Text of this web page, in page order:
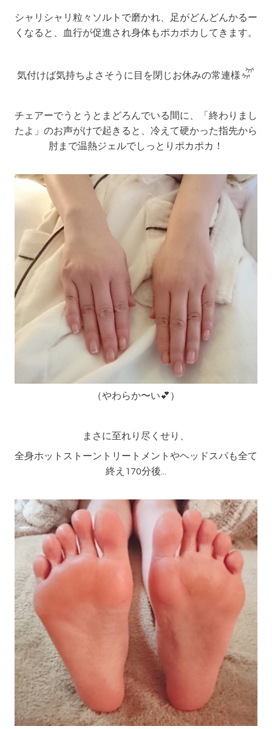
シャリシャリ粒々ソルトで磨かれ、足がどんどんかるー
くなると、血行が促進され身体もポカポカしてきます。
気付けば気持ちよさそうに目を閉じお休みの常連様
チェアーでうとうとまどろんでいる間に、「終わりまし
たよ」のお声がけで起きると、冷えて硬かった指先から
肘まで温熱ジェルでしっとりポカポカ！
（やわらか〜い💕）
まさに至れり尽くせり、
全身ホットストーントリートメントやヘッドスパも全て
終え170分後...